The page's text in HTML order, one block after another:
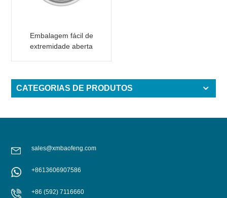
Embalagem fácil de
extremidade aberta
CATEGORIAS DE PRODUTOS
sales@xmbaofeng.com
+8613606907586
+86 (592) 7116660